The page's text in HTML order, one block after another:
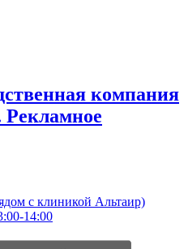
компания
с клиникой Альтаир)
14:00